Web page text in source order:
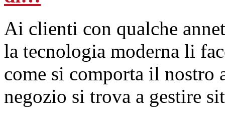
Ai clienti con qualche
la tecnologia moderna li
come si comporta il nostro
negozio si trova a gestire